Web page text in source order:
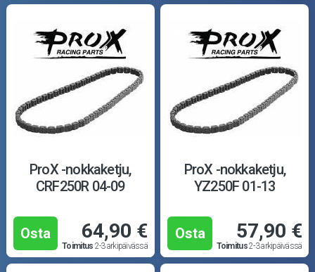
ProX -nokkaketju,
CRF250R 04-09
Osta 64,90 €
Toimitus 2-3 arkipäivässä
ProX -nokkaketju,
YZ250F 01-13
Osta 57,90 €
Toimitus2-3 arkipäivässä